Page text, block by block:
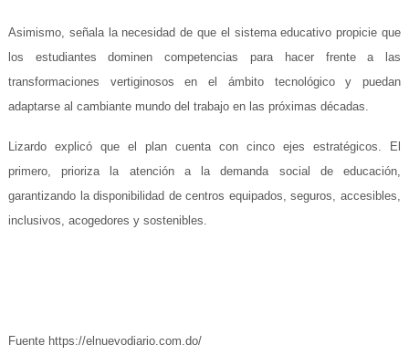
Asimismo, señala la necesidad de que el sistema educativo propicie que
los estudiantes dominen competencias para hacer frente a las
transformaciones vertiginosos en el ámbito tecnológico y puedan
adaptarse al cambiante mundo del trabajo en las próximas décadas.
Lizardo explicó que el plan cuenta con cinco ejes estratégicos. El
primero, prioriza la atención a la demanda social de educación,
garantizando la disponibilidad de centros equipados, seguros, accesibles,
inclusivos, acogedores y sostenibles.
Fuente https://elnuevodiario.com.do/